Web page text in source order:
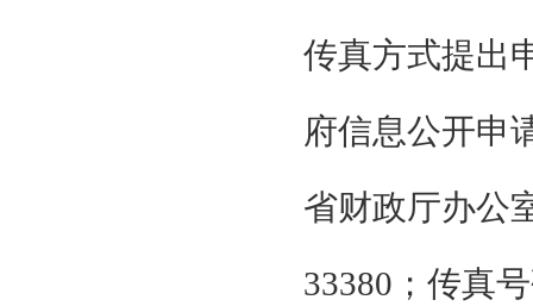
传真方式提出
府信息公开申
省财政厅办公
33380；传真